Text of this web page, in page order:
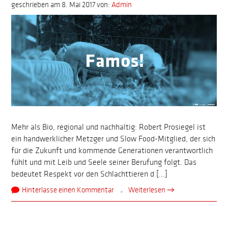
geschrieben am 8. Mai 2017 von: Admin
Mehr als Bio, regional und nachhaltig: Robert Prosiegel ist
ein handwerklicher Metzger und Slow Food-Mitglied, der sich
für die Zukunft und kommende Generationen verantwortlich
fühlt und mit Leib und Seele seiner Berufung folgt. Das
bedeutet Respekt vor den Schlachttieren d [...]
Hinterlasse einen Kommentar Weiterlesen →